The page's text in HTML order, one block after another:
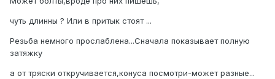
чуть длинны ? Или в притык стоят ...
Резьба немного прослаблена...Сначала показывает полную
затяжку
а от тряски откручивается,конуса посмотри-может разные...